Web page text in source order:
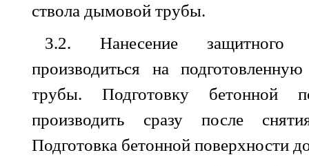
ствола дымовой трубы.
3.2. Нанесение
защитного
производиться
на
подготовленную
трубы.Подготовку бетонной
производить
сразу после
Подготовка бетонной поверхности